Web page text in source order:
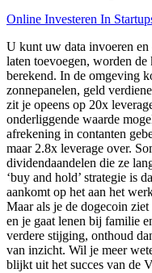
Online Investeren In
U kunt uw data invoeren en
laten toevoegen, worden
berekend. In de omgeving
zonnepanelen, geld
zit je opeens op 20x
onderliggende waarde
afrekening in contanten
maar 2.8x leverage over.
dividendaandelen die ze
‘buy and hold’ strategie is
aankomt op het aan het
Maar als je de dogecoin
en je gaat lenen bij familie
verdere stijging, onthoud
van inzicht. Wil je meer
blijkt uit het succes van de